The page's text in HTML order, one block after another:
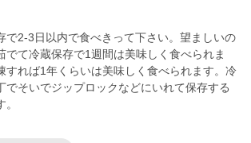
で2-3日以内で食べきって下さい。望ましいの
でて冷蔵保存で1週間は美味しく食べられま
すれば1年くらいは美味しく食べられます。冷
でそいでジップロックなどにいれて保存する